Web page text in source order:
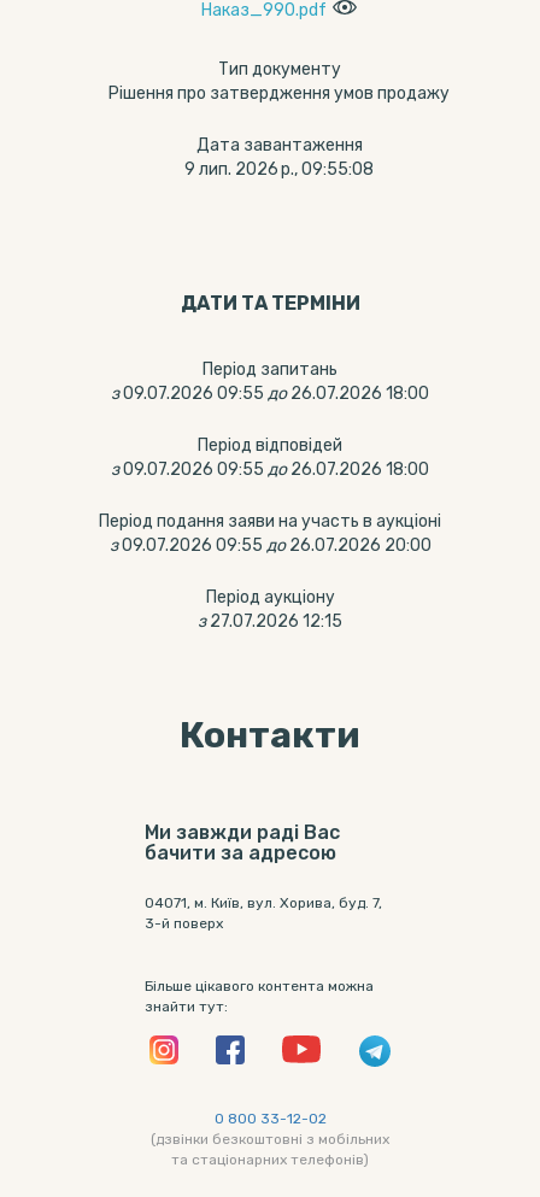
Наказ_990.pdf
Тип документу
Рішення про затвердження умов продажу
Дата завантаження
9 лип. 2026 р., 09:55:08
ДАТИ ТА ТЕРМIНИ
Період запитань
з09.07.2026 09:55 до 26.07.2026 18:00
Період відповідей
з09.07.2026 09:55 до 26.07.2026 18:00
Період подання заяви на участь в аукціоні
з 09.07.2026 09:55 до 26.07.2026 20:00
Період аукціону
з 27.07.2026 12:15
Контакти
Ми завжди раді Вас
бачити за адресою
04071, м. Київ, вул. Хорива, буд. 7,
3-й поверх
Більше цікавого контента можна
знайти тут:
0 800 33-12-02
(дзвінки безкоштовні з мобільних
та стаціонарних телефонів)